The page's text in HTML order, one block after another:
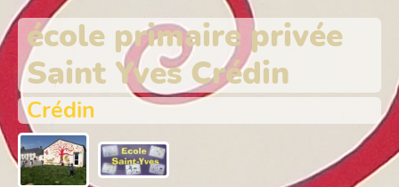
école primaire privée
Saint Yves Crédin
Crédin